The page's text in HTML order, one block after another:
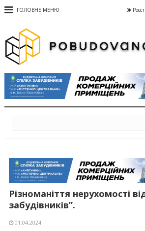
ГОЛОВНЕ МЕНЮ
Різноманіття нерухомості
забудівників”.
01.04.2024